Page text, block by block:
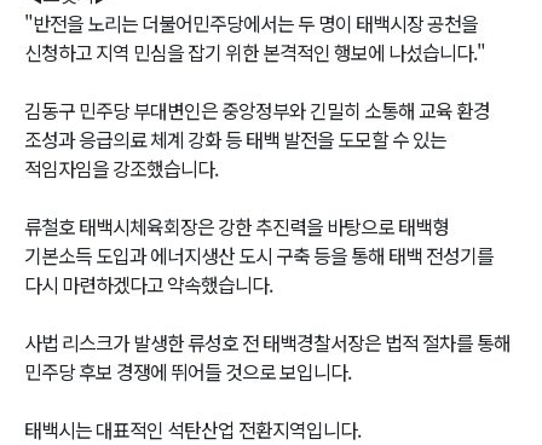
"반전을 노리는 더불어민주당에서는 두 명이 태백시장 공천을
신청하고 지역 민심을 잡기 위한 본격적인 행보에 나섰습니다."
김동구 민주당 부대변인은 중앙정부와 긴밀히 소통해 교육 환경
조성과 응급의료 체계 강화 등 태백 발전을 도모할 수 있는
적임자임을 강조했습니다.
류철호 태백시체육회장은 강한 추진력을 바탕으로 태백형
기본소득 도입과 에너지생산 도시 구축 등을 통해 태백 전성기를
다시 마련하겠다고 약속했습니다.
사법 리스크가 발생한 류성호 전 태백경찰서장은 법적 절차를 통해
민주당 후보 경쟁에 뛰어들 것으로 보입니다.
태백시는 대표적인 석탄산업 전환지역입니다.